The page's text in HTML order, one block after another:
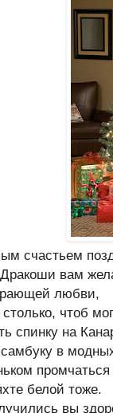
счастьем
вам
любви,
чтоб
спинку на
в
белой тоже.
вы